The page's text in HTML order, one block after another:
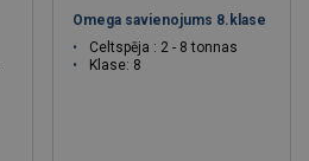
Omega savienojums 8.klase
Celtspēja : 2 - 8 tonnas
Klase: 8